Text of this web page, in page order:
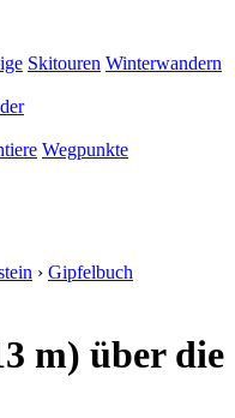
Skitouren Winterwandern
Wegpunkte
› Gipfelbuch
m) über die